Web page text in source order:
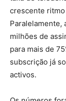
crescente
Paralelamente,
milhões de
para mais de
subscrição já
activos.